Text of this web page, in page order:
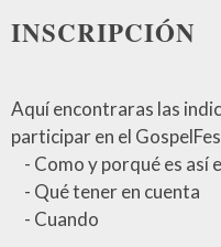
INSCRIPCIÓN
Aquí encontraras las
participar en el
- Como y porqué es así
- Qué tener en cuenta
- Cuando